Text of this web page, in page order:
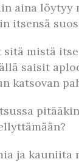
aina
itsensä
mistä
saisit
katsovan
ja kauniita